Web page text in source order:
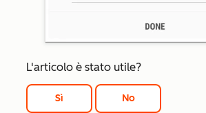
L'articolo è stato utile?
Sì No